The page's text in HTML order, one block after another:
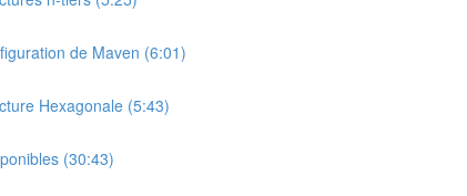
de Maven (6:01)
Hexagonale (5:43)
(30:43)